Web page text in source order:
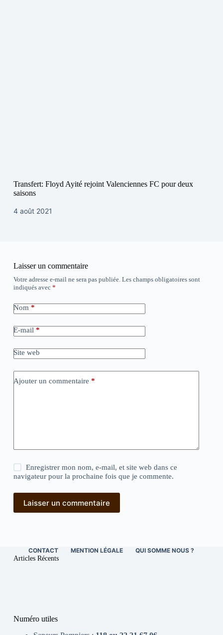
Transfert: Floyd Ayité rejoint Valenciennes FC pour deux
saisons
4 août 2021
Laisser un commentaire
Votre adresse e-mail ne sera pas publiée. Les champs obligatoires sont
indiqués avec *
Nom *
E-mail *
Site web
Ajouter un commentaire *
Enregistrer mon nom, e-mail, et site web dans ce
navigateur pour la prochaine fois que je commente.
Laisser un commentaire
CONTACT MENTION LÉGALE QUI SOMME NOUS ?
Articles Récents
Numéro utiles